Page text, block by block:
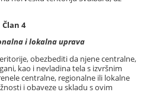
Član 4
i lokalna uprava
obezbediti da njene centralne,
kao i nevladina tela s izvršnim
centralne, regionalne ili lokalne
i obaveze u skladu s ovim